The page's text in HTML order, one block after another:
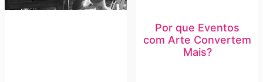
Por que Eventos
com Arte Convertem
Mais?